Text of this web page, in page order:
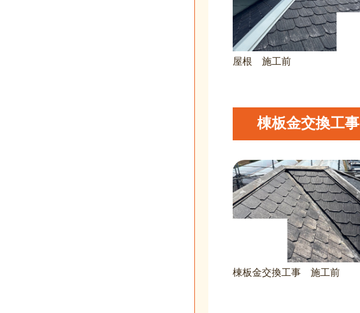
屋根 施工前
棟板金交換工事
棟板金交換工事 施工前